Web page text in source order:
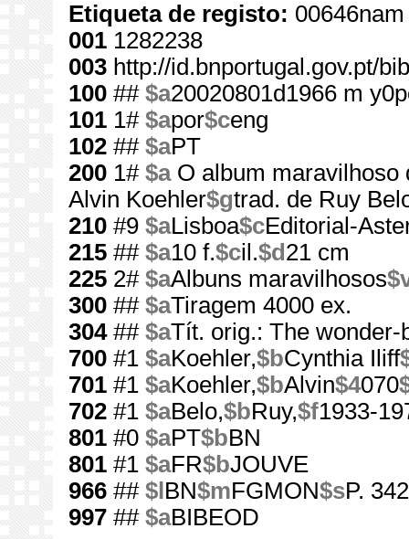
Etiqueta de registo:
001 1282238
003 http://id.bnportugal.gov.pt/
100 ## $a20020801d1966 m
101 1# $apor$ceng
102 ## $aPT
200 1# $aO album maravilhoso
Alvin Koehler$gtrad. de Ruy
210 #9 $aLisboa$cEditorial-
215 ## $a10 f.$cil.$d 21 cm
225 2# $aAlbuns maravilhosos
300 ## $aTiragem 4000 ex.
304## $aTít. orig.: The wonder-
700 #1 $aKoehler,$bCynthia Iliff
701 #1 $aKoehler,$bAlvin$4070
702 #1 $aBelo,$bRuy,$f1933-
801 #0 $aPT$bBN
801 #1 $aFR$bJOUVE
966 ## $l BN$mFGMON$sP.
997 ## $aBIBEOD